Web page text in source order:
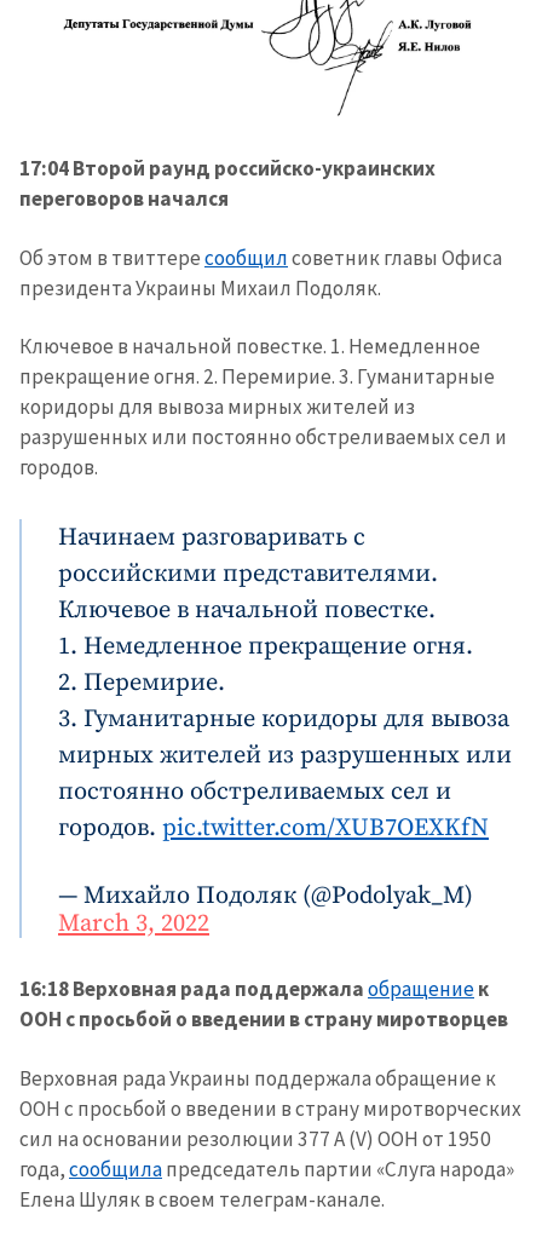
17:04 Второй раунд российско-украинских
переговоров начался
Об этом в твиттересообщилсоветник главы Офиса
президента Украины Михаил Подоляк.
Ключевое в начальной повестке. 1. Немедленное
прекращение огня. 2. Перемирие. 3. Гуманитарные
коридоры для вывоза мирных жителей из
разрушенных или постоянно обстреливаемых сел и
городов.
Начинаем разговаривать с
российскими представителями.
Ключевое в начальной повестке.
1. Немедленное прекращение огня.
2. Перемирие.
3. Гуманитарные коридоры для вывоза
мирных жителей из разрушенных или
постоянно обстреливаемых сел и
городов. pic.twitter.com/XUB7OEXKfN
— Михайло Подоляк (@Podolyak_M)
March 3, 2022
16:18 Верховная рада поддержалаобращениек
ООН с просьбой о введении в страну миротворцев
Верховная рада Украины поддержала обращение к
ООН с просьбой о введении в страну миротворческих
сил на основании резолюции 377 А (V) ООН от 1950
года,сообщилапредседатель партии «Слуга народа»
Елена Шуляк в своем телеграм-канале.